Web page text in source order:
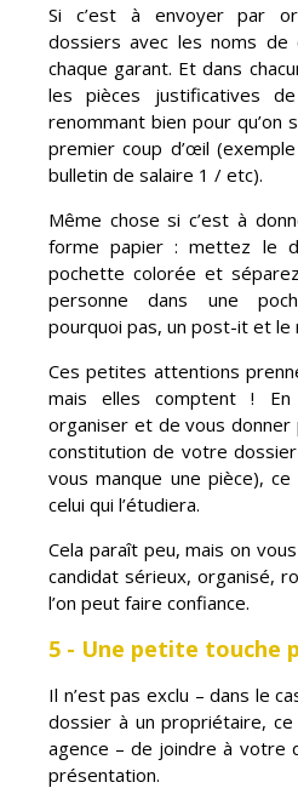
Si c’est à envoyer par
dossiers avec les noms de
chaque garant. Et dans
les pièces justificatives
renommant bien pour qu’on
premier coup d’œil
bulletin de salaire 1 / etc).
Même chose si c’est à
forme papier : mettez le
pochette colorée et
personne dans une
pourquoi pas, un post-it et le
Ces petites attentions
mais elles comptent !
organiser et de vous donner
constitution de votre
vous manque une pièce),
celui qui l’étudiera.
Cela paraît peu, mais on
candidat sérieux, organisé,
l’on peut faire confiance.
5 - Une petite touche
Il n’est pas exclu – dans le
dossier à un propriétaire,
agence – de joindre à votre
présentation.